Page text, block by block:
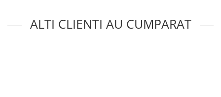
ALTI CLIENTI AU CUMPARAT